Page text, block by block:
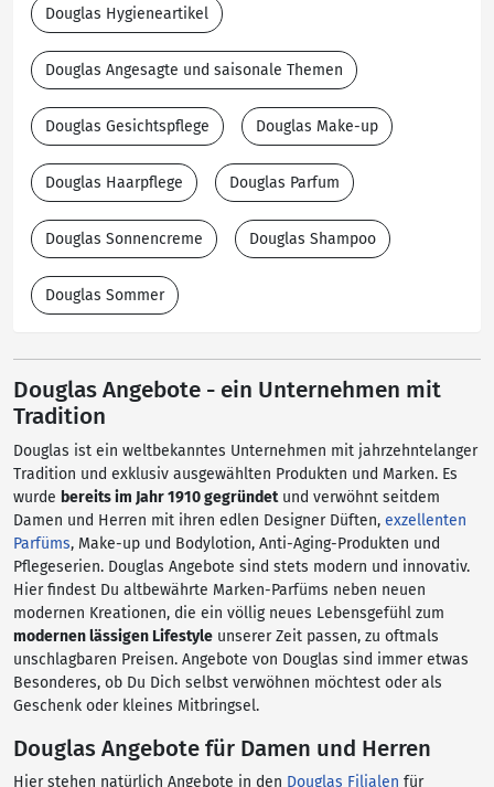
Douglas Hygieneartikel
Douglas Angesagte und saisonale Themen
Douglas Gesichtspflege Douglas Make-up
Douglas Haarpflege Douglas Parfum
Douglas Sonnencreme Douglas Shampoo
Douglas Sommer
Douglas Angebote - ein Unternehmen mit
Tradition
Douglas ist ein weltbekanntes Unternehmen mit jahrzehntelanger
Tradition und exklusiv ausgewählten Produkten und Marken. Es
wurde bereits im Jahr 1910 gegründetund verwöhnt seitdem
Damen und Herren mit ihren edlen Designer Düften, exzellenten
Parfüms, Make-up und Bodylotion, Anti-Aging-Produkten und
Pflegeserien. Douglas Angebote sind stets modern und innovativ.
Hier findest Du altbewährte Marken-Parfüms neben neuen
modernen Kreationen, die ein völlig neues Lebensgefühl zum
modernen lässigen Lifestyle unserer Zeit passen, zu oftmals
unschlagbaren Preisen. Angebote von Douglas sind immer etwas
Besonderes, ob Du Dich selbst verwöhnen möchtest oder als
Geschenk oder kleines Mitbringsel.
Douglas Angebote für Damen und Herren
Hier stehen natürlich Angebote in den Douglas Filialen für